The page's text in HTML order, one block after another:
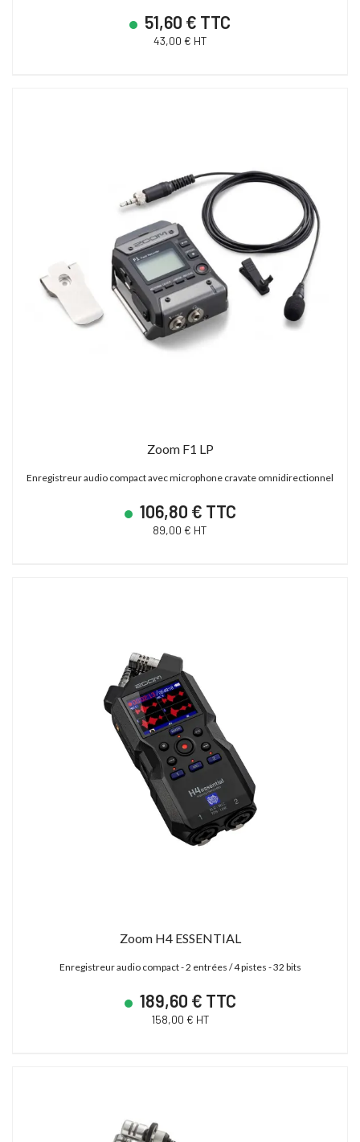
51,60 € TTC
43,00 € HT
Zoom F1 LP
Enregistreur audio compact avec microphone cravate omnidirectionnel
106,80 € TTC
89,00 € HT
Zoom H4 ESSENTIAL
Enregistreur audio compact - 2 entrées / 4 pistes - 32 bits
189,60 € TTC
158,00 € HT